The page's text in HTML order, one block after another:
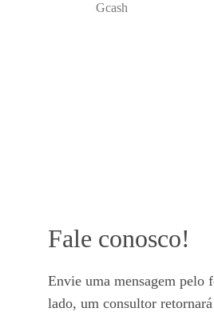
Gcash
Fale conosco!
Envie uma mensagem pelo
lado, um consultor